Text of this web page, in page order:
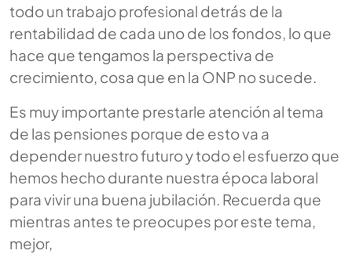
todo un trabajo profesional detrás de la
rentabilidad de cada uno de los fondos, lo que
hace que tengamos la perspectiva de
crecimiento, cosa que en la ONP no sucede.
Es muy importante prestarle atención al tema
de las pensiones porque de esto va a
depender nuestro futuro y todo el esfuerzo que
hemos hecho durante nuestra época laboral
para vivir una buena jubilación. Recuerda que
mientras antes te preocupes por este tema,
mejor,